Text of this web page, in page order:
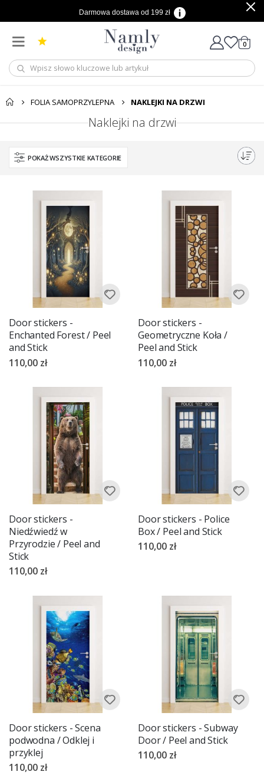
Darmowa dostawa od 199 zł
Cart
0
FOLIA SAMOPRZYLEPNA NAKLEJKI NA DRZWI
Naklejki na drzwi
POKAŻ WSZYSTKIE KATEGORIE
Door stickers -
Enchanted Forest / Peel
and Stick
110,00 zł
Door stickers -
Geometryczne Koła /
Peel and Stick
110,00 zł
Door stickers -
Niedźwiedź w
Przyrodzie / Peel and
Stick
110,00 zł
Door stickers - Police
Box / Peel and Stick
110,00 zł
Door stickers - Scena
podwodna / Odklej i
przyklej
110,00 zł
Door stickers - Subway
Door / Peel and Stick
110,00 zł